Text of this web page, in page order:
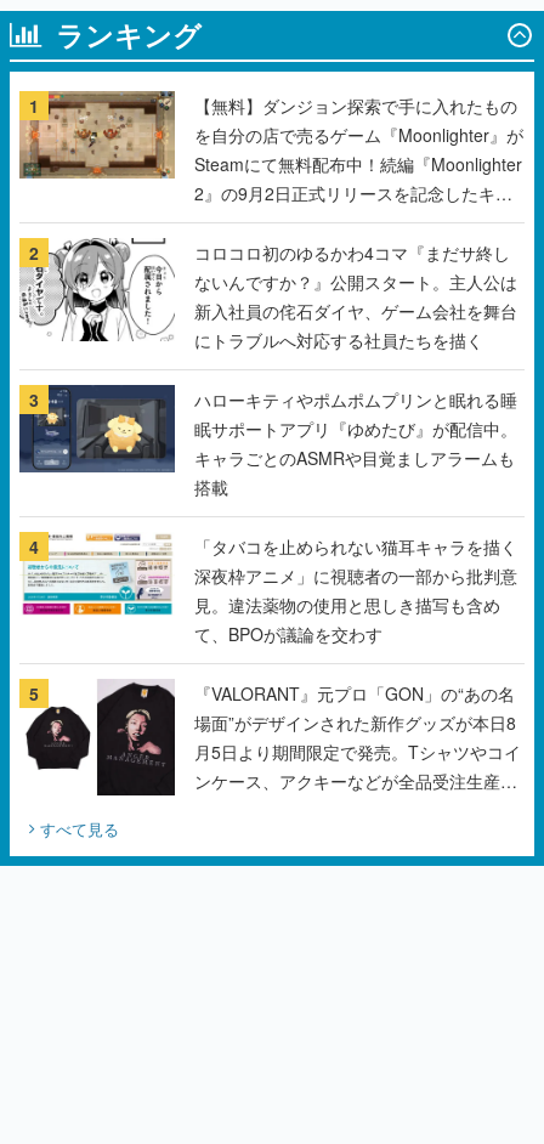
ランキング
1
【無料】ダンジョン探索で手に入れたもの
を自分の店で売るゲーム『Moonlighter』が
Steamにて無料配布中！続編『Moonlighter
2』の9月2日正式リリースを記念したキャ
ンペーン
2
コロコロ初のゆるかわ4コマ『まだサ終し
ないんですか？』公開スタート。主人公は
新入社員の侘石ダイヤ、ゲーム会社を舞台
にトラブルへ対応する社員たちを描く
3
ハローキティやポムポムプリンと眠れる睡
眠サポートアプリ『ゆめたび』が配信中。
キャラごとのASMRや目覚ましアラームも
搭載
4
「タバコを止められない猫耳キャラを描く
深夜枠アニメ」に視聴者の一部から批判意
見。違法薬物の使用と思しき描写も含め
て、BPOが議論を交わす
5
『VALORANT』元プロ「GON」の“あの名
場面”がデザインされた新作グッズが本日8
月5日より期間限定で発売。Tシャツやコイ
ンケース、アクキーなどが全品受注生産で
すべて見る